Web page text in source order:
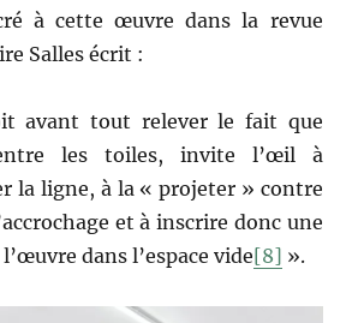
à cette œuvre dans la revue
Salles écrit :
avant tout relever le fait que
les toiles, invite l’œil à
la ligne, à la « projeter » contre
et à inscrire donc une
dans l’espace vide[8] ».